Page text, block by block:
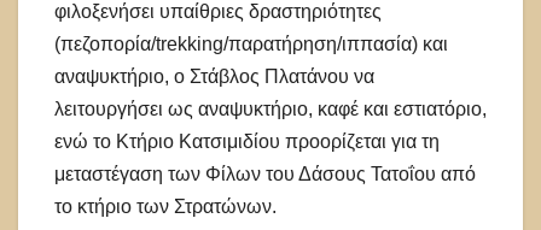
φιλοξενήσει υπαίθριες δραστηριότητες
(πεζοπορία/trekking/παρατήρηση/ιππασία) και
αναψυκτήριο, ο Στάβλος Πλατάνου να
λειτουργήσει ως αναψυκτήριο, καφέ και εστιατόριο,
ενώ το Κτήριο Κατσιμιδίου προορίζεται για τη
μεταστέγαση των Φίλων του Δάσους Τατοΐου από
το κτήριο των Στρατώνων.